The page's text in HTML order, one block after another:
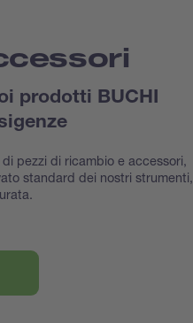
prodotti BUCHI
pezzi di ricambio e accessori,
standard dei nostri strumenti,